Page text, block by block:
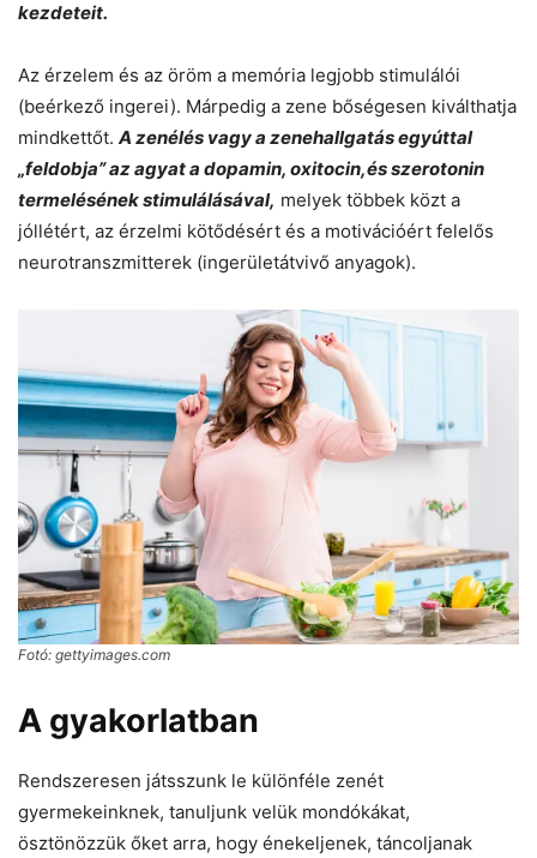
kezdeteit.
Az érzelem és az öröm a memória legjobb stimulálói
(beérkező ingerei). Márpedig a zene bőségesen kiválthatja
mindkettőt. A zenélés vagy a zenehallgatás egyúttal
„feldobja” az agyat a dopamin, oxitocin,és szerotonin
termelésének stimulálásával, melyek többek közt a
jóllétért, az érzelmi kötődésért és a motivációért felelős
neurotranszmitterek (ingerületátvivő anyagok).
Fotó: gettyimages.com
A gyakorlatban
Rendszeresen játsszunk le különféle zenét
gyermekeinknek, tanuljunk velük mondókákat,
ösztönözzük őket arra, hogy énekeljenek, táncoljanak